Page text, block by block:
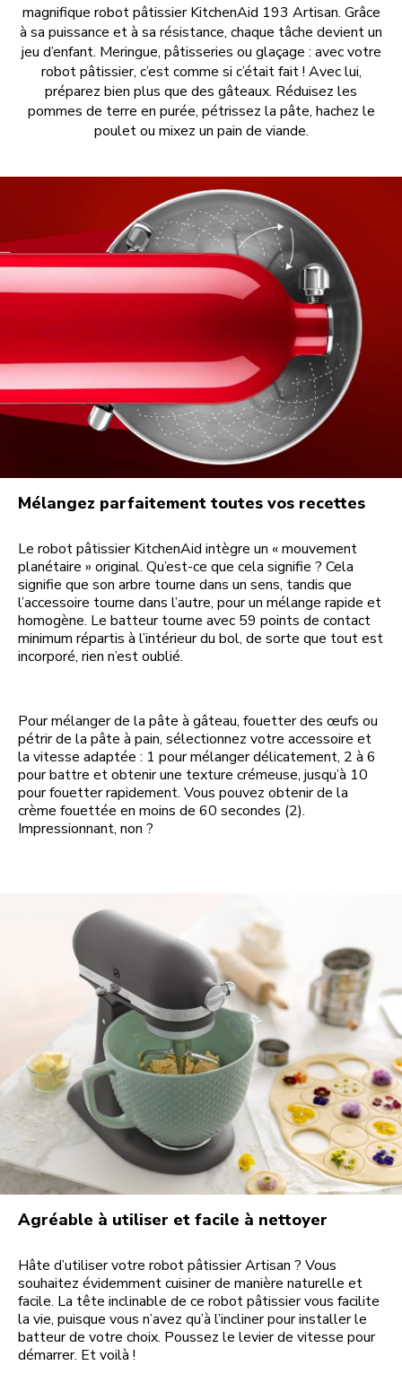
magnifique robot pâtissier KitchenAid 193 Artisan. Grâce
à sa puissance et à sa résistance, chaque tâche devient un
jeu d’enfant. Meringue, pâtisseries ou glaçage : avec votre
robot pâtissier, c’est comme si c’était fait ! Avec lui,
préparez bien plus que des gâteaux. Réduisez les
pommes de terre en purée, pétrissez la pâte, hachez le
poulet ou mixez un pain de viande.
Mélangez parfaitement toutes vos recettes
Le robot pâtissier KitchenAid intègre un « mouvement
planétaire » original. Qu’est-ce que cela signifie ? Cela
signifie que son arbre tourne dans un sens, tandis que
l’accessoire tourne dans l’autre, pour un mélange rapide et
homogène. Le batteur tourne avec 59 points de contact
minimum répartis à l’intérieur du bol, de sorte que tout est
incorporé, rien n’est oublié.
Pour mélanger de la pâte à gâteau, fouetter des œufs ou
pétrir de la pâte à pain, sélectionnez votre accessoire et
la vitesse adaptée : 1 pour mélanger délicatement, 2 à 6
pour battre et obtenir une texture crémeuse, jusqu’à 10
pour fouetter rapidement. Vous pouvez obtenir de la
crème fouettée en moins de 60 secondes (2).
Impressionnant, non ?
Agréable à utiliser et facile à nettoyer
Hâte d’utiliser votre robot pâtissier Artisan ? Vous
souhaitez évidemment cuisiner de manière naturelle et
facile. La tête inclinable de ce robot pâtissier vous facilite
la vie, puisque vous n’avez qu’à l’incliner pour installer le
batteur de votre choix. Poussez le levier de vitesse pour
démarrer. Et voilà !